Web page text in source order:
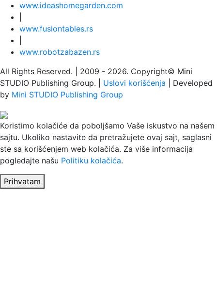
www.ideashomegarden.com
www.fusiontables.rs
www.robotzabazen.rs
All Rights Reserved. | 2009 - 2026. Copyright© Mini
STUDIO Publishing Group. | Uslovi korišćenja | Developed
by Mini STUDIO Publishing Group
Koristimo kolačiće da poboljšamo Vaše iskustvo na našem
sajtu. Ukoliko nastavite da pretražujete ovaj sajt, saglasni
ste sa korišćenjem web kolačića. Za više informacija
pogledajte našu Politiku kolačića.
Prihvatam